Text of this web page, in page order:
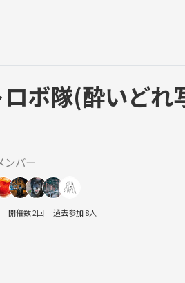
ボ隊(酔いどれ
ンバー
開催数 2回 過去参加 8人